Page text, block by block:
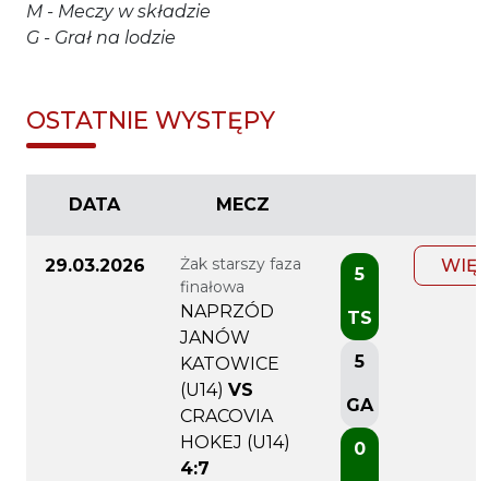
M - Meczy w składzie
G - Grał na lodzie
OSTATNIE WYSTĘPY
DATA MECZ
29.03.2026
Żak starszy faza
finałowa
NAPRZÓD
JANÓW
KATOWICE
(U14) VS
CRACOVIA
HOKEJ (U14)
4:7
5
TS
5
GA
0